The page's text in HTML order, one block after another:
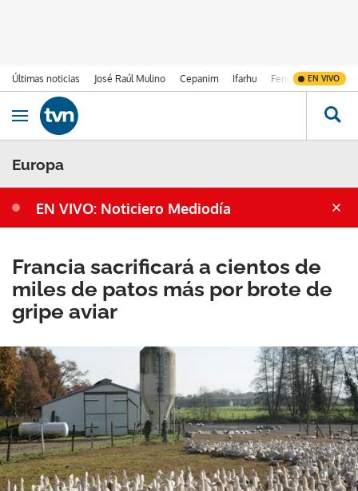
Últimas noticias José Raúl Mulino Cepanim Ifarhu Fenómeno de El
EN VIVO
Ir al contenido
Obrir navegació
Europa
EN VIVO: Noticiero Mediodía
Francia sacrificará a cientos de
miles de patos más por brote de
gripe aviar